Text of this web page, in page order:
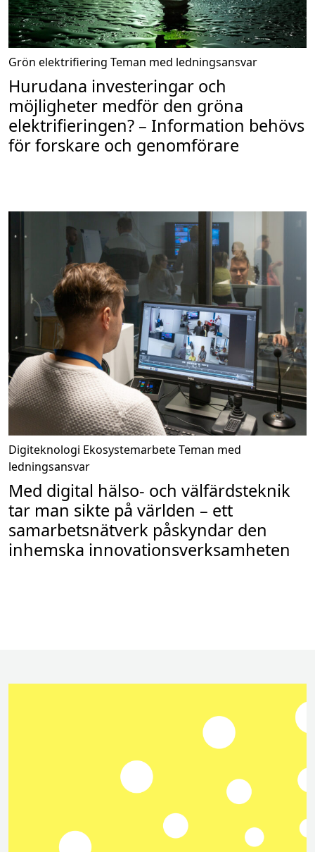
Grön elektrifiering Teman med ledningsansvar
Hurudana investeringar och
möjligheter medför den gröna
elektrifieringen? – Information behövs
för forskare och genomförare
Digiteknologi EkosystemarbeteTeman med
ledningsansvar
Med digital hälso- och välfärdsteknik
tar man sikte på världen – ett
samarbetsnätverk påskyndar den
inhemska innovationsverksamheten